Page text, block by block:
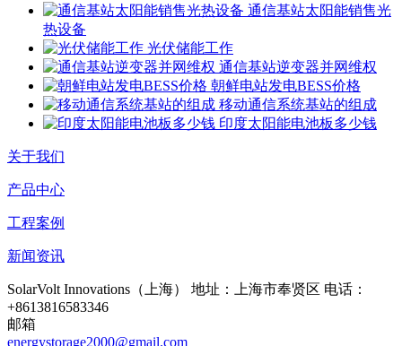
通信基站太阳能销售光
热设备
光伏储能工作
通信基站逆变器并网维权
朝鲜电站发电BESS价格
移动通信系统基站的组成
印度太阳能电池板多少钱
关于我们
产品中心
工程案例
新闻资讯
SolarVolt Innovations（上海） 地址：上海市奉贤区 电话：
+8613816583346
邮箱
energystorage2000@gmail.com